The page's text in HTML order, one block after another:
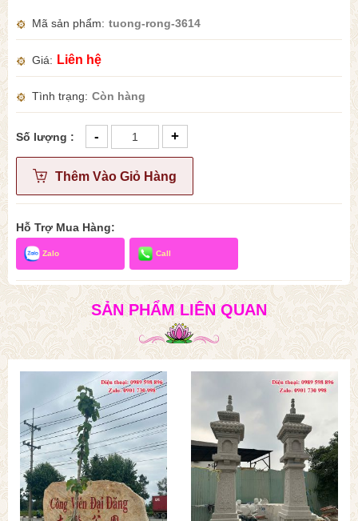
Mã sản phẩm tuong-rong-3614
Giá Liên hệ
Tình trạng Còn hàng
Số lượng : - +
Thêm Vào Giỏ Hàng
Hỗ Trợ Mua Hàng:
Zalo Call
SẢN PHẨM LIÊN QUAN